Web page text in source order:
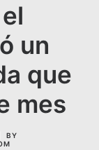
un
que
mes
BY